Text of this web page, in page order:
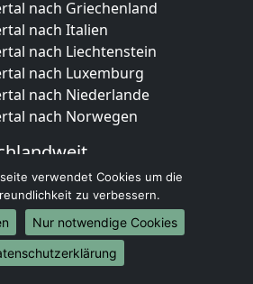
nach Griechenland
nach Italien
nach Liechtenstein
nach Luxemburg
nach Niederlande
nach Norwegen
nach Berlin
nach Hamburg
nach München
nach Köln
nach Frankfurt am Main
verwendet Cookies um die
zu verbessern.
Nur notwendige Cookies